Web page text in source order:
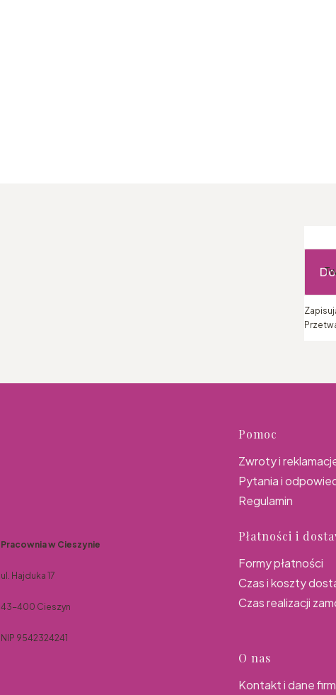
Pracownia w Cieszynie
ul. Hajduka 17
43-400 Cieszyn
NIP 9542324241
Linki
Pomoc
Zwroty i
Pytania i
Regulamin
Płatności i
Formy płatności
Czas i koszty
Czas realizacji
O nas
Kontakt i dane